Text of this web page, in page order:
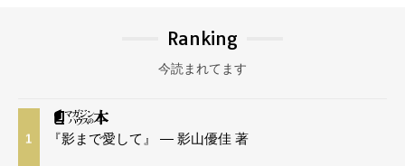
Ranking
今読まれてます
1 『影まで愛して』 — 影山優佳 著